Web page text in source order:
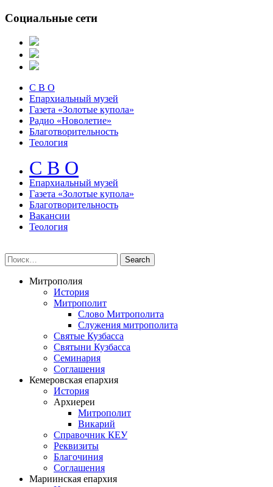
Социальные сети
С В О
Епархиальный музей
Газета «Золотые купола»
Радио «Новолетие»
Благотворительность
Теология
С В О
Епархиальный музeй
Газета «Золотые купола»
Благотворительность
Вакансии
Теология
Митрополия
История
Митрополит
Слово Митрополита
Служения митрополита
Святые Кузбасса
Святыни Кузбасса
Семинария
Соглашения
Кемеровская епархия
История
Архиереи
Митрополит
Викарий
Справочник КЕУ
Реквизиты
Благочиния
Соглашения
Мариинская епархия